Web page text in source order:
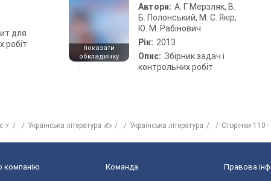
для
робіт
показати
обкладинку
Автори: А. Г. Мерзляк, В.
Б. Полонський, М. С. Якір,
Ю. М. Рабінович
Рік: 2013
Опис: Збірник задач і
контрольних робіт
⚡ Українська література ✍ Українська література Сторінки 110
компанію Команда Правова